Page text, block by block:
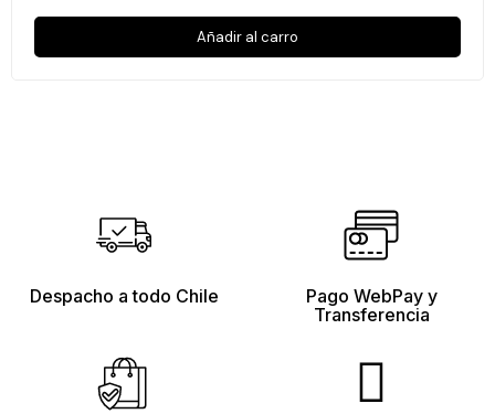
Añadir al carro
Despacho a todo Chile
Pago WebPay y
Transferencia